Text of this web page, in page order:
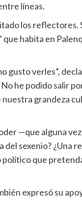
líneas.
los reflectores.
que habita en
gusto verles”,
he podido salir
grandeza
—que alguna
sexenio? ¿Una
que
expresó su